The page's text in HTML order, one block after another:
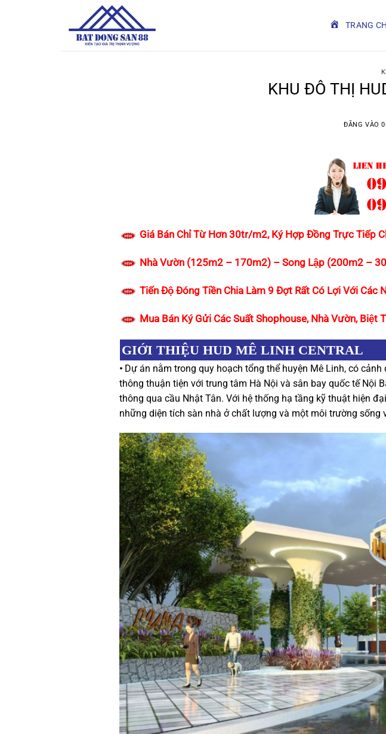
TRANG
KHU ĐÔ THỊ
ĐĂNG VÀO
Giá Bán Chỉ Từ Hơn 30tr/m2, Ký Hợp Đồng Trực Tiếp
Nhà Vườn (125m2 – 170m2) – Song Lập (200m2 –
Tiến Độ Đóng Tiền Chia Làm 9 Đợt Rất Có Lợi Với Các
Mua Bán Ký Gửi Các Suất Shophouse, Nhà Vườn, Biệt
GIỚI THIỆU HUD MÊ LINH CENTRAL
• Dự án nằm trong quy hoạch tổng thể huyện Mê Linh, có
thông thuận tiện với trung tâm Hà Nội và sân bay quốc tế Nội
thông qua cầu Nhật Tân. Với hệ thống hạ tầng kỹ thuật hiện
những diện tích sàn nhà ở chất lượng và một môi trường sống